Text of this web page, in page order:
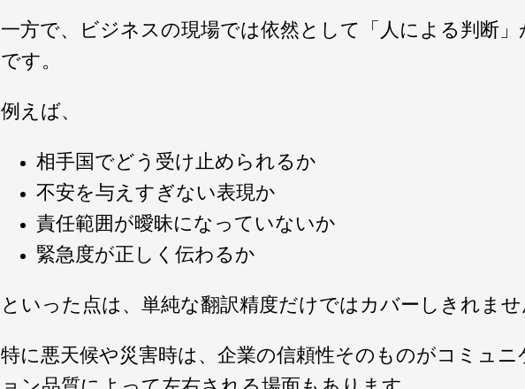
一方で、ビジネスの現場では依然として「人による判断」
です。
例えば、
相手国でどう受け止められるか
不安を与えすぎない表現か
責任範囲が曖昧になっていないか
緊急度が正しく伝わるか
といった点は、単純な翻訳精度だけではカバーしきれませ
特に悪天候や災害時は、企業の信頼性そのものがコミュニ